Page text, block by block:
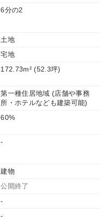
6分の2
土地
宅地
172.73m² (52.3坪)
第一種住居地域 (店舗や事務
所・ホテルなども建築可能)
60%
-
建物
公開終了
-
-